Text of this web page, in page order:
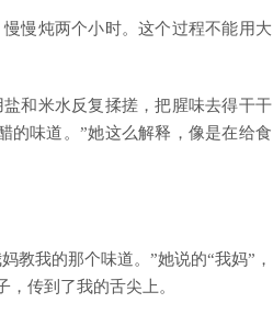
慢炖两个小时。这个过程不能用大
和米水反复揉搓，把腥味去得干干
的味道。”她这么解释，像是在给食
教我的那个味道。”她说的“我妈”，
传到了我的舌尖上。